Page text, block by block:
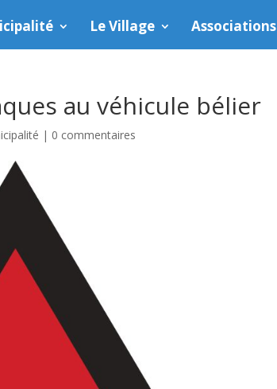
Le Village Associations
au véhicule bélier
| 0 commentaires